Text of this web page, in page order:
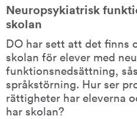
Neuropsykiatrisk
skolan
DO har sett att det finns
skolan för elever med
funktionsnedsättning,
språkstörning. Hur ser
rättigheter har eleverna
har skolan?